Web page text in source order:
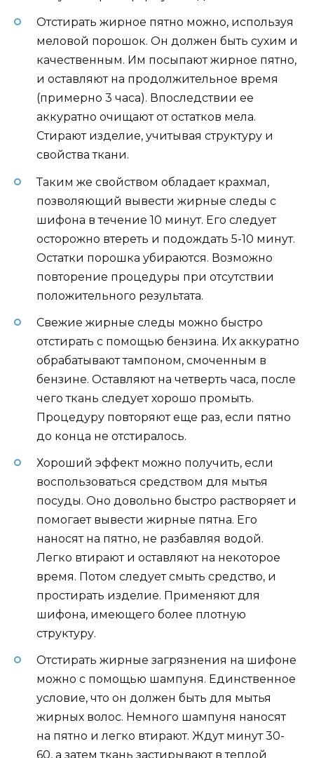
Отстирать жирное пятно можно, используя
меловой порошок. Он должен быть сухим и
качественным. Им посыпают жирное пятно,
и оставляют на продолжительное время
(примерно 3 часа). Впоследствии ее
аккуратно очищают от остатков мела.
Стирают изделие, учитывая структуру и
свойства ткани.
Таким же свойством обладает крахмал,
позволяющий вывести жирные следы с
шифона в течение 10 минут. Его следует
осторожно втереть и подождать 5-10 минут.
Остатки порошка убираются. Возможно
повторение процедуры при отсутствии
положительного результата.
Свежие жирные следы можно быстро
отстирать с помощью бензина. Их аккуратно
обрабатывают тампоном, смоченным в
бензине. Оставляют на четверть часа, после
чего ткань следует хорошо промыть.
Процедуру повторяют еще раз, если пятно
до конца не отстиралось.
Хороший эффект можно получить, если
воспользоваться средством для мытья
посуды. Оно довольно быстро растворяет и
помогает вывести жирные пятна. Его
наносят на пятно, не разбавляя водой.
Легко втирают и оставляют на некоторое
время. Потом следует смыть средство, и
простирать изделие. Применяют для
шифона, имеющего более плотную
структуру.
Отстирать жирные загрязнения на шифоне
можно с помощью шампуня. Единственное
условие, что он должен быть для мытья
жирных волос. Немного шампуня наносят
на пятно и легко втирают. Ждут минут 30-
60, а затем ткань застирывают в теплой